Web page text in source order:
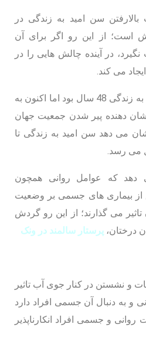
سن امید به زندگی در
است؛ از این رو اگر برای آن
در آینده چالش هایی را در
می کند.
در دهه 90 میلادی سن امید به زندگی 48 سال بود اما اکنون به
که نشان دهنده پیر شدن جمعیت جهان
می دهد سن امید به زندگی تا
دهد که عوامل روانی همچون
بیماری‌ های جسمی بر وضعیت
می گذارند؛ از این رو گردش
درختان، پرستار سالمند در ونک
و نشستن در کنار جوی آب تاثیر
و به دنبال آن جسمی افراد دارد
و جسمی افراد انکارناپذیر